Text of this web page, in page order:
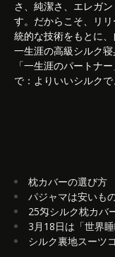
さ、純潔さ、エレガ
す。だからこそ、リ
統的な技術をもとに
一生涯の高級シルク
「一生涯のパートナ
で：よりいいシルク
枕カバーの選び方
パジャマは安いも
25匁シルク枕カバ
3月18日は「世界
シルク裏地スーツ